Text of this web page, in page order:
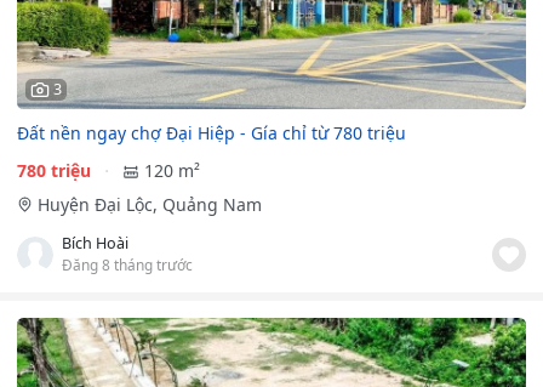
3
Đất nền ngay chợ Đại Hiệp - Gía chỉ từ 780 triệu
780 triệu
120 m²
Huyện Đại Lộc, Quảng Nam
Bích Hoài
Đăng 8 tháng trước